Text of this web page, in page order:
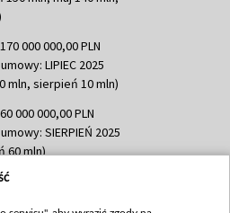
000 000,00 PLN
LIPIEC 2025
mln, sierpień 10 mln)
000 000,00 PLN
SIERPIEŃ 2025
60 mln)
783 051,21 PLN